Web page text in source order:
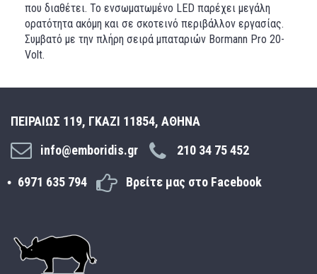
που διαθέτει. Το ενσωματωμένο LED παρέχει μεγάλη
ορατότητα ακόμη και σε σκοτεινό περιβάλλον εργασίας.
Συμβατό με την πλήρη σειρά μπαταριών Bormann Pro 20-
Volt.
ΠΕΙΡΑΙΩΣ 119, ΓΚΑΖΙ 11854, ΑΘΗΝΑ
info@emboridis.gr
210 34 75 452
6971 635 794 Βρείτε μας στο Facebook